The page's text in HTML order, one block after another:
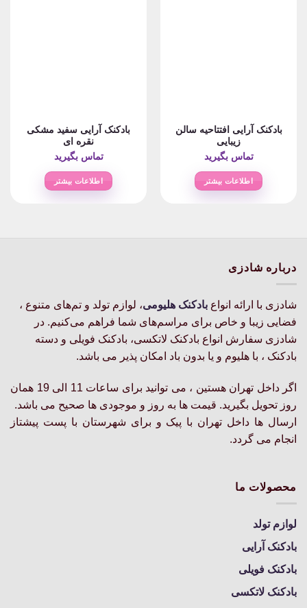
بادکنک آرایی افتتاحیه سالن
زیبایی
تماس بگیرید
اطلاعات بیشتر
بادکنک آرایی سفید مشکی
نقره ای
تماس بگیرید
اطلاعات بیشتر
درباره شادزی
شادزی با ارائه انواع بادکنک‌ هلیومی، لوازم تولد و تم‌های متنوع ،
فضایی زیبا و خاص برای مراسم‌های شما فراهم می‌کنیم. در
شادزی سفارش انواع بادکنک لاتکسی، بادکنک فویلی و دسته
بادکنک ، با هلیوم و یا بدون باد امکان پذیر می باشد.
اگر داخل تهران هستین ، می توانید برای ساعات 11 الی 19 همان
روز تحویل بگیرید. قیمت ها به روز و موجودی ها صحیح می باشد.
ارسال ها داخل تهران با پیک و برای شهرستان با پست پیشتاز
انجام می گردد.
محصولات ما
لوازم تولد
بادکنک آرایی
بادکنک فویلی
بادکنک لاتکسی